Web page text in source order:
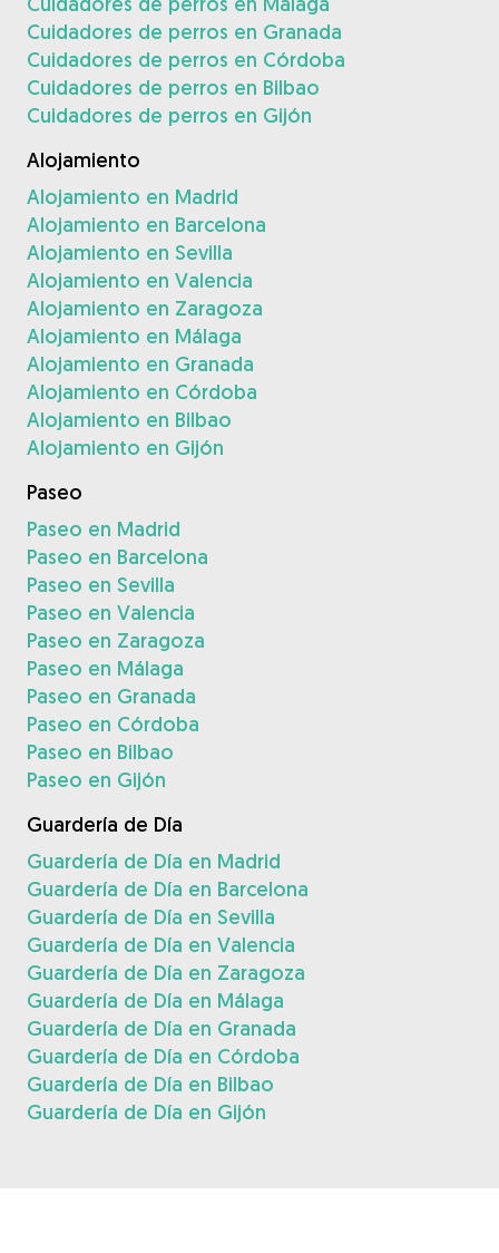
Cuidadores de perros en Granada
Cuidadores de perros en Córdoba
Cuidadores de perros en Bilbao
Cuidadores de perros en Gijón
Alojamiento
Alojamiento en Madrid
Alojamiento en Barcelona
Alojamiento en Sevilla
Alojamiento en Valencia
Alojamiento en Zaragoza
Alojamiento en Málaga
Alojamiento en Granada
Alojamiento en Córdoba
Alojamiento en Bilbao
Alojamiento en Gijón
Paseo
Paseo en Madrid
Paseo en Barcelona
Paseo en Sevilla
Paseo en Valencia
Paseo en Zaragoza
Paseo en Málaga
Paseo en Granada
Paseo en Córdoba
Paseo en Bilbao
Paseo en Gijón
Guardería de Día
Guardería de Día en Madrid
Guardería de Día en Barcelona
Guardería de Día en Sevilla
Guardería de Día en Valencia
Guardería de Día en Zaragoza
Guardería de Día en Málaga
Guardería de Día en Granada
Guardería de Día en Córdoba
Guardería de Día en Bilbao
Guardería de Día en Gijón